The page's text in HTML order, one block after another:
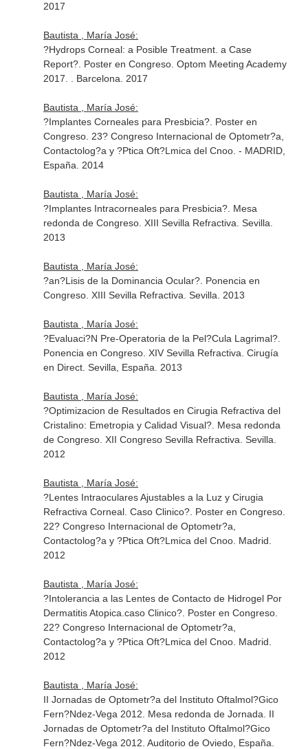
2017
Bautista , María José:
?Hydrops Corneal: a Posible Treatment. a Case
Report?. Poster en Congreso. Optom Meeting Academy
2017. . Barcelona. 2017
Bautista , María José:
?Implantes Corneales para Presbicia?. Poster en
Congreso. 23? Congreso Internacional de Optometr?a,
Contactolog?a y ?Ptica Oft?Lmica del Cnoo. - MADRID,
España. 2014
Bautista , María José:
?Implantes Intracorneales para Presbicia?. Mesa
redonda de Congreso. XIII Sevilla Refractiva. Sevilla.
2013
Bautista , María José:
?an?Lisis de la Dominancia Ocular?. Ponencia en
Congreso. XIII Sevilla Refractiva. Sevilla. 2013
Bautista , María José:
?Evaluaci?N Pre-Operatoria de la Pel?Cula Lagrimal?.
Ponencia en Congreso. XIV Sevilla Refractiva. Cirugía
en Direct. Sevilla, España. 2013
Bautista , María José:
?Optimizacion de Resultados en Cirugia Refractiva del
Cristalino: Emetropia y Calidad Visual?. Mesa redonda
de Congreso. XII Congreso Sevilla Refractiva. Sevilla.
2012
Bautista , María José:
?Lentes Intraoculares Ajustables a la Luz y Cirugia
Refractiva Corneal. Caso Clinico?. Poster en Congreso.
22? Congreso Internacional de Optometr?a,
Contactolog?a y ?Ptica Oft?Lmica del Cnoo. Madrid.
2012
Bautista , María José:
?Intolerancia a las Lentes de Contacto de Hidrogel Por
Dermatitis Atopica.caso Clinico?. Poster en Congreso.
22? Congreso Internacional de Optometr?a,
Contactolog?a y ?Ptica Oft?Lmica del Cnoo. Madrid.
2012
Bautista , María José:
II Jornadas de Optometr?a del Instituto Oftalmol?Gico
Fern?Ndez-Vega 2012. Mesa redonda de Jornada. II
Jornadas de Optometr?a del Instituto Oftalmol?Gico
Fern?Ndez-Vega 2012. Auditorio de Oviedo, España.